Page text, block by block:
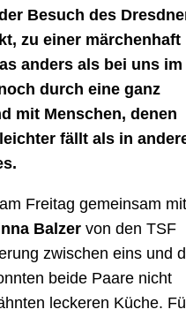
Besuch des
zu einer märchenhaft
anders als bei uns im
durch eine ganz
mit Menschen, denen
fällt als in
Freitag gemeinsam mit
Balzer von den TSF
zwischen eins und
beide Paare nicht
leckeren Küche.